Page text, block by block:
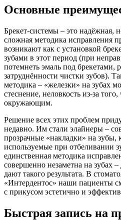
Основные
Брекет-системы – это надёжная,
сложная методика исправления
возникают как с установкой
зубами в этот период (при
потемнеть эмаль под брекетами,
затруднённости чистки зубов).
методика – «железки» на зубах
стеснение, неловкость из-за
окружающим.
Решение всех этих проблем
недавно. Им стали элайнеры –
прозрачные «накладки» на
используемые при отбеливании
единственная методика
совершенно незаметна на зубах
дают такого результата. В
«Интердентос» наши пациенты
с прикусом эстетично и
Быстрая запись на